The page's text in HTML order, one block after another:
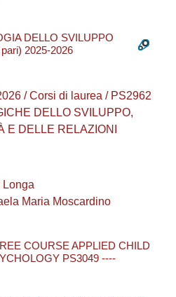
DELLO SVILUPPO
2025-2026
/ Corsi di laurea / PS2962
DELLO SVILUPPO,
E DELLE RELAZIONI
Longa
Maria Moscardino
COURSE APPLIED CHILD
PS3049 ----